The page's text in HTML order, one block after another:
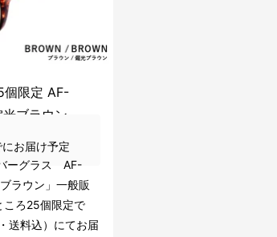
個限定 AF-
ブラウン
にお届け予定
ーグラス AF-
ラウン」一般販
ろ25個限定で
送料込）にてお届